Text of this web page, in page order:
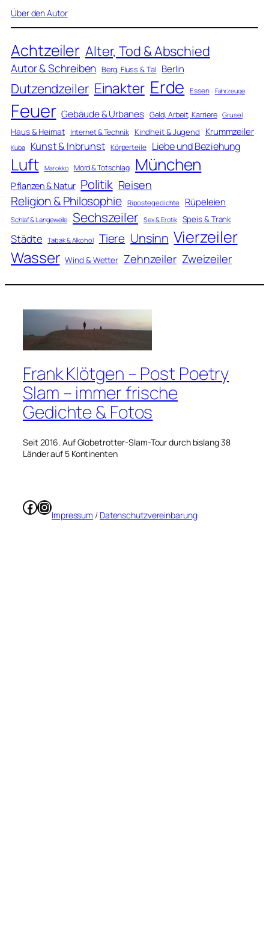
Über den Autor
Achtzeiler Alter, Tod & Abschied
Autor & Schreiben Berg, Fluss & Tal Berlin
Dutzendzeiler Einakter Erde Essen Fahrzeuge
Feuer Gebäude & Urbanes Geld, Arbeit, Karriere Grusel
Haus & Heimat Internet & Technik Kindheit & Jugend Krummzeiler
Kuba Kunst & Inbrunst Körperteile Liebe und Beziehung
Luft Marokko Mord & Totschlag München
Pflanzen & Natur Politik Reisen
Religion & Philosophie Ripostegedichte Rüpeleien
Schlaf & Langeweile Sechszeiler Sex & Erotik Speis & Trank
Städte Tabak & Alkohol Tiere Unsinn Vierzeiler
Wasser Wind & Wetter Zehnzeiler Zweizeiler
Frank Klötgen – Post Poetry
Slam – immer frische
Gedichte & Fotos
Seit 2016. Auf Globetrotter-Slam-Tour durch bislang 38
Länder auf 5 Kontinenten
Facebook
Instagram
Impressum / Datenschutzvereinbarung